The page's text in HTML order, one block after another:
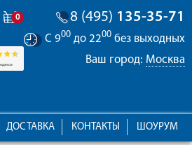
0 8 (495) 135-35-71
С 900 до 2200 без выходных
Ваш город: Москва
ШОУРУМ
КОНТАКТЫ
ДОСТАВКА